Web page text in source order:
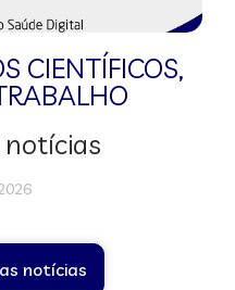
CIENTÍFICOS,
notícias
notícias